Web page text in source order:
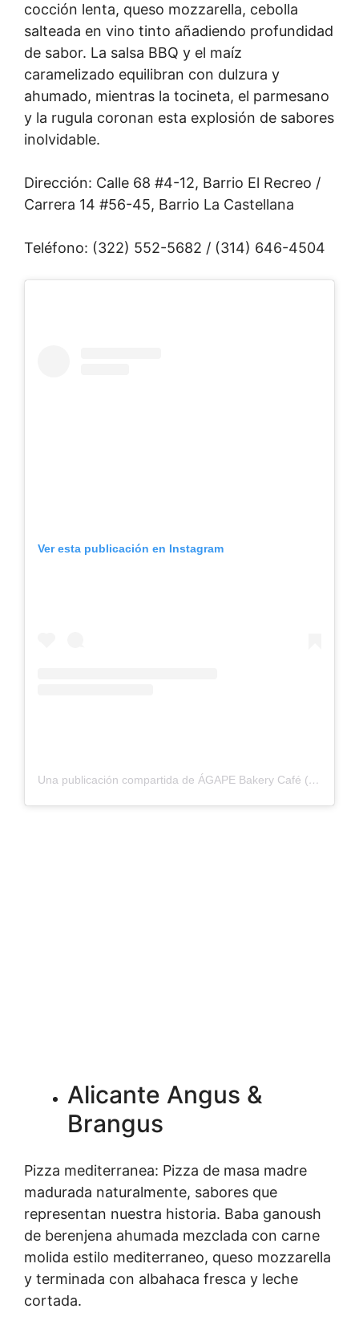
cocción lenta, queso mozzarella, cebolla
salteada en vino tinto añadiendo profundidad
de sabor. La salsa BBQ y el maíz
caramelizado equilibran con dulzura y
ahumado, mientras la tocineta, el parmesano
y la rugula coronan esta explosión de sabores
inolvidable.
Dirección: Calle 68 #4-12, Barrio El Recreo /
Carrera 14 #56-45, Barrio La Castellana
Teléfono: (322) 552-5682 / (314) 646-4504
Ver esta publicación en Instagram
Una publicación compartida de ÁGAPE Bakery Café (@agape.bakerycafe)
Alicante Angus &
Brangus
Pizza mediterranea: Pizza de masa madre
madurada naturalmente, sabores que
representan nuestra historia. Baba ganoush
de berenjena ahumada mezclada con carne
molida estilo mediterraneo, queso mozzarella
y terminada con albahaca fresca y leche
cortada.